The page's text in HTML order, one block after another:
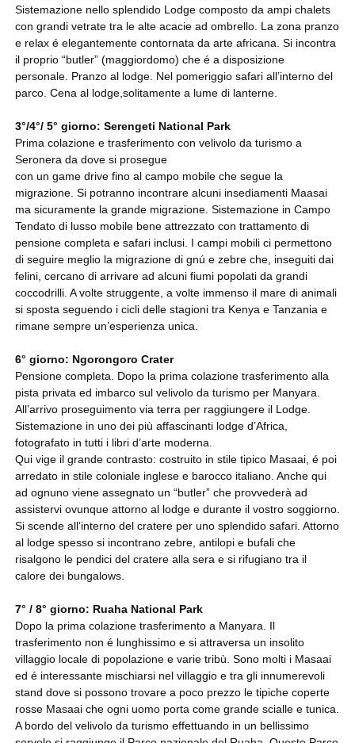
Sistemazione nello splendido Lodge composto da ampi chalets
con grandi vetrate tra le alte acacie ad ombrello. La zona pranzo
e relax é elegantemente contornata da arte africana. Si incontra
il proprio “butler” (maggiordomo) che é a disposizione
personale. Pranzo al lodge. Nel pomeriggio safari all’interno del
parco. Cena al lodge,solitamente a lume di lanterne.
3°/4°/ 5° giorno: Serengeti National Park
Prima colazione e trasferimento con velivolo da turismo a
Seronera da dove si prosegue
con un game drive fino al campo mobile che segue la
migrazione. Si potranno incontrare alcuni insediamenti Maasai
ma sicuramente la grande migrazione. Sistemazione in Campo
Tendato di lusso mobile bene attrezzato con trattamento di
pensione completa e safari inclusi. I campi mobili ci permettono
di seguire meglio la migrazione di gnú e zebre che, inseguiti dai
felini, cercano di arrivare ad alcuni fiumi popolati da grandi
coccodrilli. A volte struggente, a volte immenso il mare di animali
si sposta seguendo i cicli delle stagioni tra Kenya e Tanzania e
rimane sempre un’esperienza unica.
6° giorno: Ngorongoro Crater
Pensione completa. Dopo la prima colazione trasferimento alla
pista privata ed imbarco sul velivolo da turismo per Manyara.
All’arrivo proseguimento via terra per raggiungere il Lodge.
Sistemazione in uno dei più affascinanti lodge d’Africa,
fotografato in tutti i libri d’arte moderna.
Qui vige il grande contrasto: costruito in stile tipico Masaai, é poi
arredato in stile coloniale inglese e barocco italiano. Anche qui
ad ognuno viene assegnato un “butler” che provvederà ad
assistervi ovunque attorno al lodge e durante il vostro soggiorno.
Si scende all’interno del cratere per uno splendido safari. Attorno
al lodge spesso si incontrano zebre, antilopi e bufali che
risalgono le pendici del cratere alla sera e si rifugiano tra il
calore dei bungalows.
7° / 8° giorno: Ruaha National Park
Dopo la prima colazione trasferimento a Manyara. Il
trasferimento non é lunghissimo e si attraversa un insolito
villaggio locale di popolazione e varie tribù. Sono molti i Masaai
ed é interessante mischiarsi nel villaggio e tra gli innumerevoli
stand dove si possono trovare a poco prezzo le tipiche coperte
rosse Masaai che ogni uomo porta come grande scialle e tunica.
A bordo del velivolo da turismo effettuando in un bellissimo